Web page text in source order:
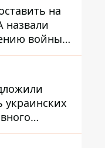
на
войны -
Journal
украинских
это может